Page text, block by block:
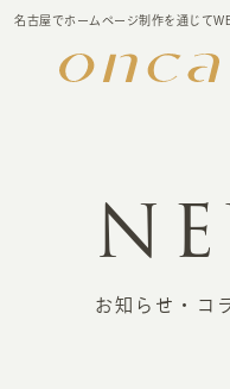
名古屋でホームページ制作を通じて
お知らせ・コ